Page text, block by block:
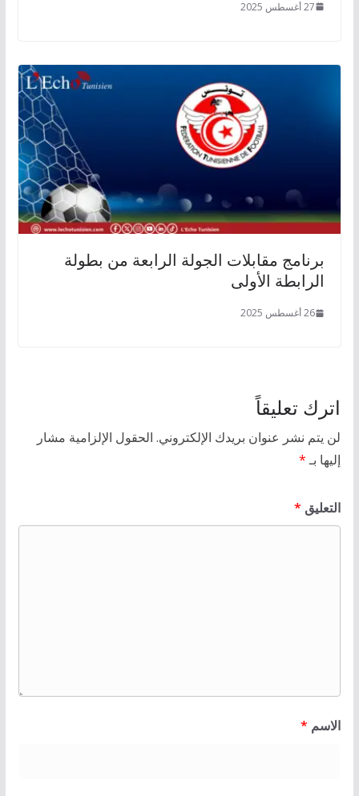
27 أغسطس 2025
برنامج مقابلات الجولة الرابعة من بطولة
الرابطة الأولى
26 أغسطس 2025
اترك تعليقاً
لن يتم نشر عنوان بريدك الإلكتروني. الحقول الإلزامية مشار
إليها بـ*
التعليق *
الاسم *